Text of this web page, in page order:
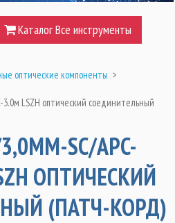
Каталог Все инструменты
оптические компоненты >
LSZH оптический соединительный
SC/APC-
ОПТИЧЕСКИЙ
(ПАТЧ-КОРД)